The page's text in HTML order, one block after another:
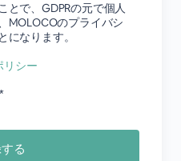
とで、GDPRの元で個人
MOLOCOのプライバシ
になります。
リシー